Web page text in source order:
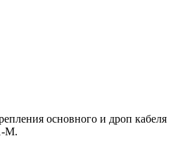
основного и дроп кабеля
М.